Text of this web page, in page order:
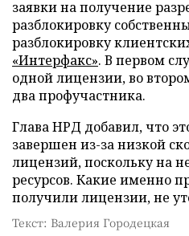
заявки на получение
разблокировку
разблокировку
«Интерфакс». В первом
одной лицензии, во
два профучастника.
Глава НРД добавил, что
завершен из-за низкой
лицензий, поскольку на
ресурсов. Какие именно
получили лицензии, не
Текст: Валерия Городецкая